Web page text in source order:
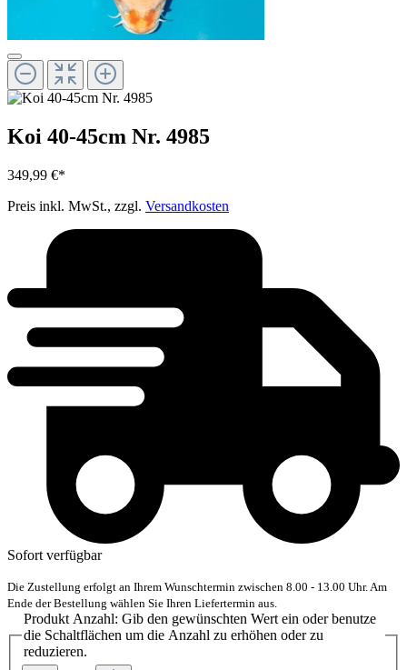
Koi 40-45cm Nr. 4985
349,99 €*
Preis inkl. MwSt., zzgl. Versandkosten
Sofort verfügbar
Die Zustellung erfolgt an Ihrem Wunschtermin zwischen 8.00 - 13.00 Uhr. Am
Ende der Bestellung wählen Sie Ihren Liefertermin aus.
Produkt Anzahl: Gib den gewünschten Wert ein oder benutze
die Schaltflächen um die Anzahl zu erhöhen oder zu
reduzieren.